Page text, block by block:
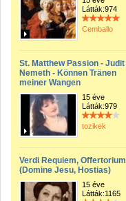
Látták:974
Cemballo
St. Matthew Passion - Judit
Nemeth - Können Tränen
meiner Wangen
15 éve
Látták:979
tozikek
Verdi Requiem, Offertorium
(Domine Jesu, Hostias)
15 éve
Látták:1165